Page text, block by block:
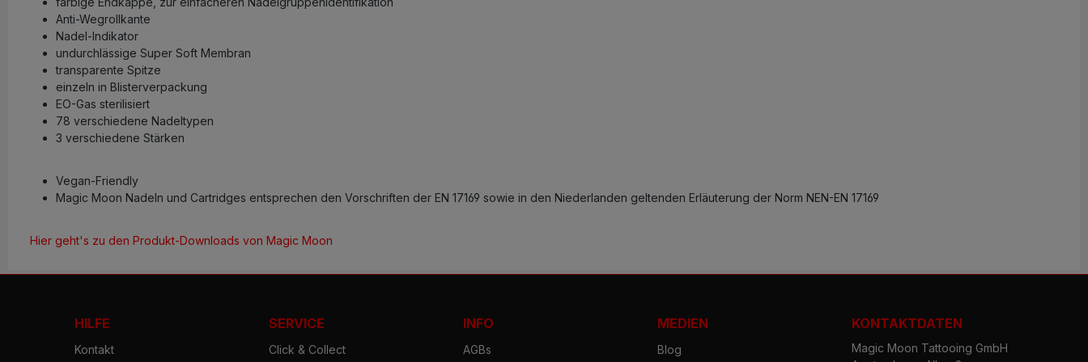
Anti-Wegrollkante
Nadel-Indikator
undurchlässige Super Soft Membran
transparente Spitze
einzeln in Blisterverpackung
EO-Gas sterilisiert
78 verschiedene Nadeltypen
3 verschiedene Stärken
Vegan-Friendly
Magic Moon Nadeln und Cartridges entsprechen den Vorschriften der EN 17169 sowie in den Niederlanden geltenden Erläuterung der Norm NEN-EN 17169
Hier geht's zu den Produkt-Downloads von Magic Moon
HILFE
Kontakt
SERVICE
Click & Collect
INFO
AGBs
MEDIEN
Blog
KONTAKTDATEN
Magic Moon Tattooing GmbH